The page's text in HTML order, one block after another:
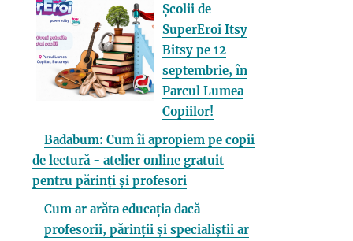
Școlii de
SuperEroi Itsy
Bitsy pe 12
septembrie, în
Parcul Lumea
Copiilor!
Badabum: Cum îi apropiem pe copii
de lectură - atelier online gratuit
pentru părinți și profesori
Cum ar arăta educația dacă
profesorii, părinții și specialiștii ar